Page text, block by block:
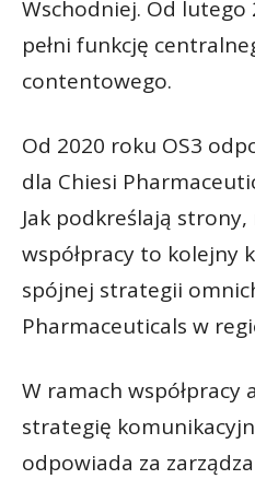
Wschodniej. Od lutego
pełni funkcję
contentowego.
Od 2020 roku OS3
dla Chiesi
Jak podkreślają strony,
współpracy to kolejny
spójnej strategii
Pharmaceuticals w
W ramach współpracy
strategię
odpowiada za